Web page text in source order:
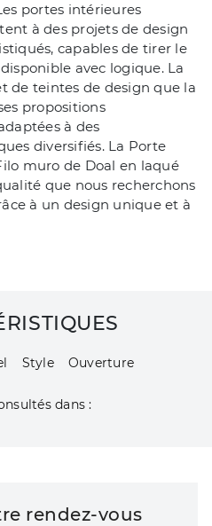
portes intérieures
à des projets de design
capables de tirer le
avec logique. La
de teintes de design que la
propositions
à des
diversifiés. La Porte
muro de Doal en laqué
que nous recherchons
à un design unique et à
Style Ouverture
dans :
rendez-vous